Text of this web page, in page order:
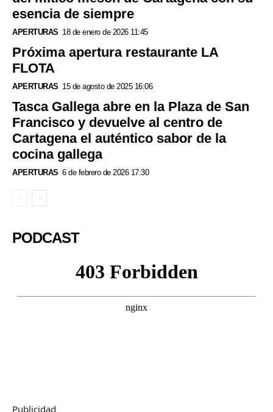
esencia de siempre
APERTURAS 18 de enero de 2026 11:45
Próxima apertura restaurante LA
FLOTA
APERTURAS 15 de agosto de 2025 16:06
Tasca Gallega abre en la Plaza de San
Francisco y devuelve al centro de
Cartagena el auténtico sabor de la
cocina gallega
APERTURAS 6 de febrero de 2026 17:30
PODCAST
Publicidad